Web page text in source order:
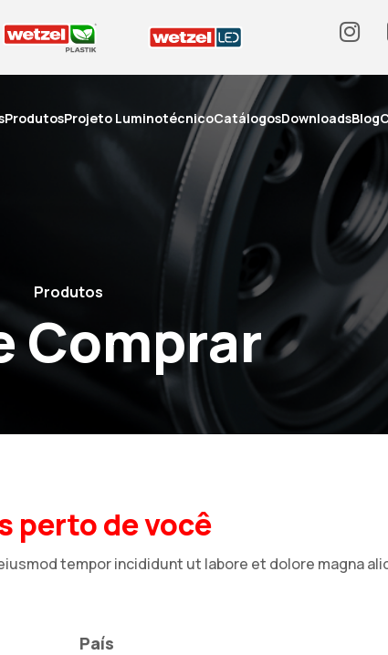
ProdutosProjeto LuminotécnicoCatálogosDownloadsBlog
Produtos
Comprar
perto de você
tempor incididunt ut labore et dolore magna
País